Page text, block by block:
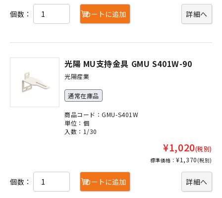
詳細へ
個数： カートに追加
光陽 MU支持金具 GMU S401W-90
光陽産業
通常在庫品
商品コード：GMU-S401W
単位：個
入数：1/30
¥1,020(税別)
標準価格：¥1,370 (税別)
詳細へ
個数： カートに追加